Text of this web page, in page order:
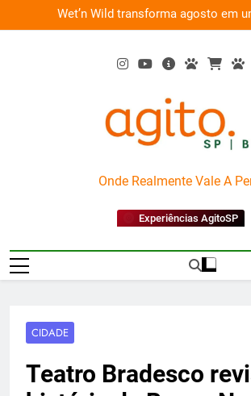
to
Wet’n Wild transforma agosto em
diversão
AgitoSP
Onde Realmente Vale A
Experiências AgitoSP
CIDADE
Teatro Bradesco